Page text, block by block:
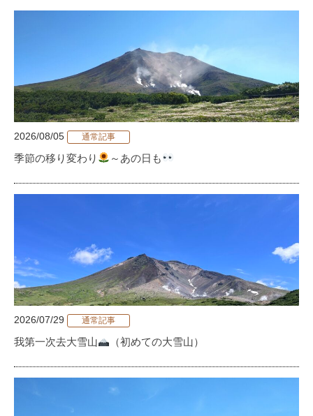
2026/08/05 通常記事
季節の移り変わり ～あの日も
2026/07/29 通常記事
我第一次去大雪山 （初めての大雪山）